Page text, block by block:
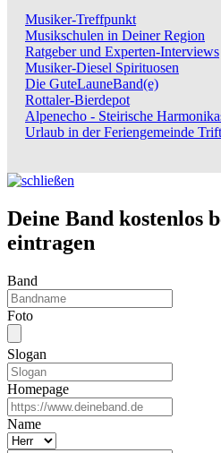
Musiker-Treffpunkt
Musikschulen in Deiner Region
Ratgeber und Experten-Interviews
Musiker-Diesel Spirituosen
Die GuteLauneBand(e)
Rottaler-Bierdepot
Alpenecho - Steirische
Urlaub in der Feriengemeinde
Deine Band kostenlos
eintragen
Band
Foto
Slogan
Homepage
Name